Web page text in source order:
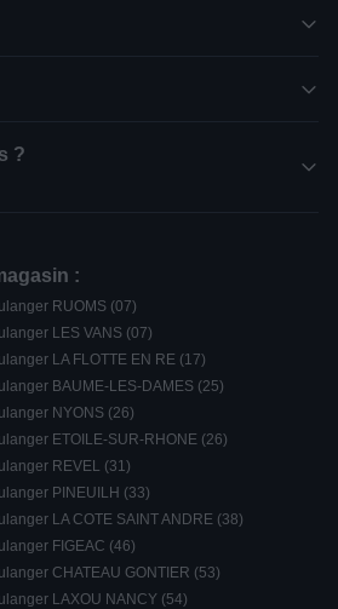
?
:
RUOMS (07)
LES VANS (07)
LA FLOTTE EN RE (17)
BAUME-LES-DAMES (25)
NYONS (26)
ETOILE-SUR-RHONE (26)
REVEL (31)
PINEUILH (33)
LA COTE SAINT ANDRE (38)
FIGEAC (46)
CHATEAU GONTIER (53)
LAXOU NANCY (54)